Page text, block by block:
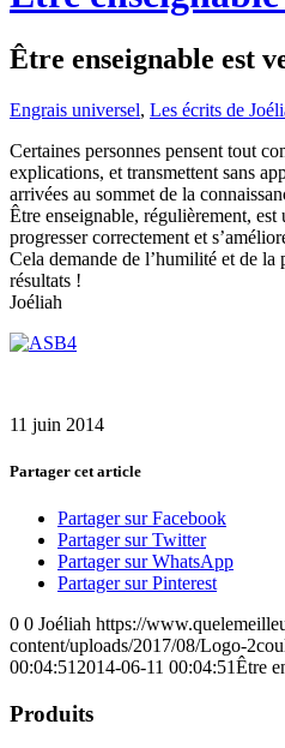
Être enseignable est
Engrais universel, Les écrits de
Certaines personnes pensent tout
explications, et transmettent sans
arrivées au sommet de la
Être enseignable, régulièrement,
progresser correctement et
Cela demande de l’humilité et de la
résultats !
Joéliah
11 juin 2014
Partager cet article
Partager sur Facebook
Partager sur Twitter
Partager sur WhatsApp
Partager sur Pinterest
0 0 Joéliah https://
content/uploads/2017/08/Logo-
00:04:51 2014-06-11 00:04:51Être
Produits